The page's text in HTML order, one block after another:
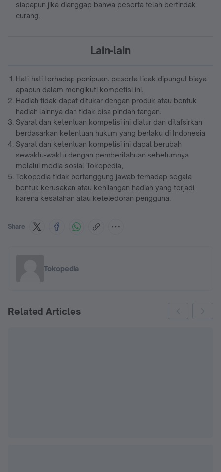
siapapun jika dianggap bahwa peserta telah bertindak
curang.
Lain-lain
Hati-hati terhadap penipuan, peserta tidak dipungut biaya
apapun dalam mengikuti kompetisi ini,
Hadiah tidak dapat ditukar dengan produk atau bentuk
hadiah lainnya dan tidak bisa pindah tangan.
Syarat dan ketentuan kompetisi ini diatur dan ditafsirkan
berdasarkan ketentuan hukum yang berlaku di Indonesia
Syarat dan ketentuan kompetisi ini dapat berubah
sewaktu-waktu dengan pemberitahuan sebelumnya
melalui media sosial Tokopedia,
Tokopedia tidak bertanggung jawab terhadap segala
bentuk kerusakan atau kehilangan hadiah yang terjadi
karena kesalahan atau keteledoran pengguna.
Share
Tokopedia
Related Articles